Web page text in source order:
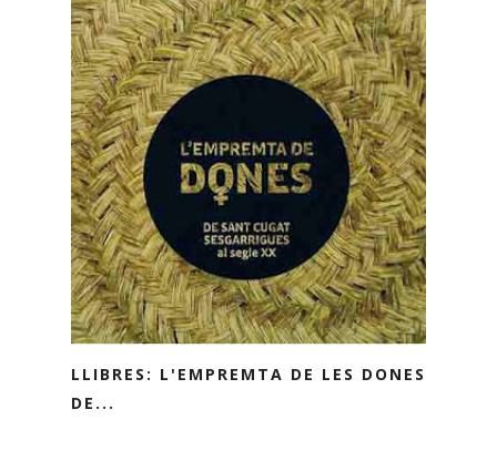
LLIBRES: L'EMPREMTA DE LES DONES
DE...